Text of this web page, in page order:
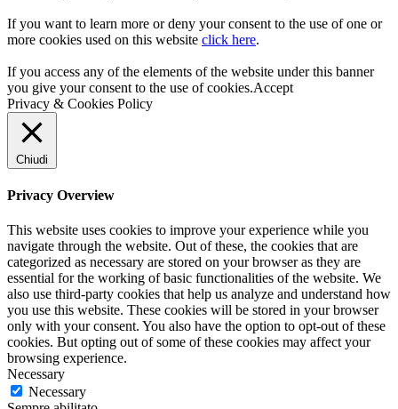
If you want to learn more or deny your consent to the use of one or
more cookies used on this website click here.
If you access any of the elements of the website under this banner
you give your consent to the use of cookies.Accept
Privacy & Cookies Policy
Chiudi
Privacy Overview
This website uses cookies to improve your experience while you
navigate through the website. Out of these, the cookies that are
categorized as necessary are stored on your browser as they are
essential for the working of basic functionalities of the website. We
also use third-party cookies that help us analyze and understand how
you use this website. These cookies will be stored in your browser
only with your consent. You also have the option to opt-out of these
cookies. But opting out of some of these cookies may affect your
browsing experience.
Necessary
Necessary